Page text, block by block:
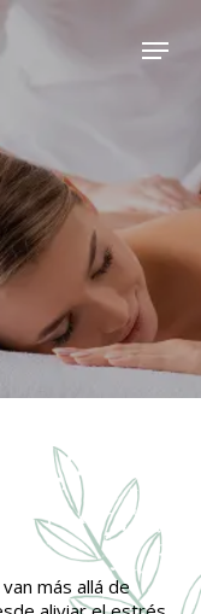
Menu
más allá de